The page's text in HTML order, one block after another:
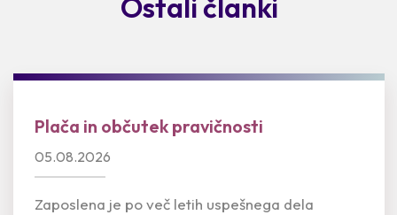
Ostali članki
Plača in občutek pravičnosti
05.08.2026
Zaposlena je po več letih uspešnega dela